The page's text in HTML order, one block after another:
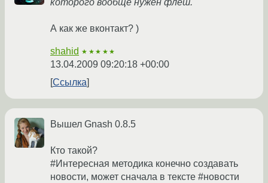
которого вообще нужен флеш.
А как же вконтакт? )
shahid ★★★★★
13.04.2009 09:20:18 +00:00
Ссылка
Вышел Gnash 0.8.5
Кто такой?
#Интересная методика конечно создавать
новости, может сначала в тексте #новости